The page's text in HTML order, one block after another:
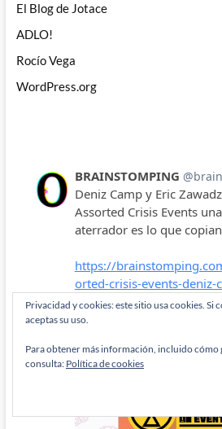
El Blog de Jotace
ADLO!
Rocío Vega
WordPress.org
Privacidad y cookies: este sitio usa cookies. Si
aceptas su uso.
Para obtener más información, incluido cómo
consulta: Política de cookies